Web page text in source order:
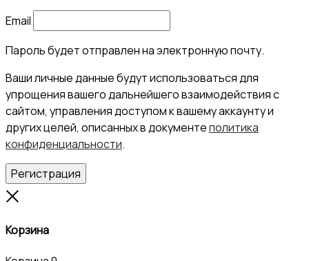
Email
Пароль будет отправлен на электронную почту.
Ваши личные данные будут использоваться для
упрощения вашего дальнейшего взаимодействия с
сайтом, управления доступом к вашему аккаунту и
других целей, описанных в документеполитика
конфиденциальности.
Регистрация
Корзина